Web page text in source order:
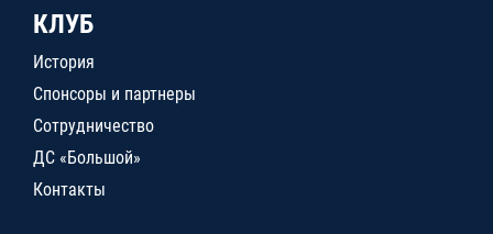
КЛУБ
История
Спонсоры и партнеры
Сотрудничество
ДС «Большой»
Контакты